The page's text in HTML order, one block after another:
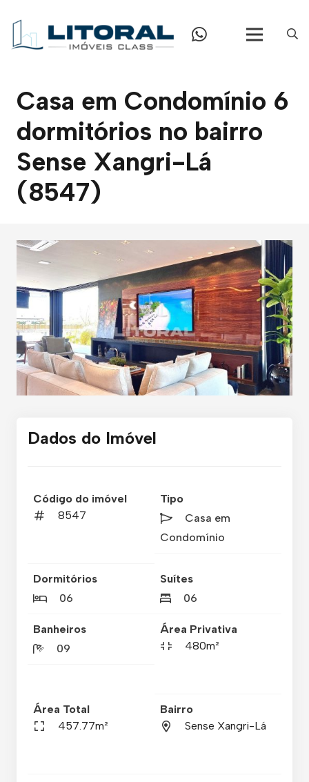
Casa em Condomínio 6
dormitórios no bairro
Sense Xangri-Lá
(8547)
Dados do Imóvel
Código do imóvel
8547
Tipo
Casa em
Condomínio
Dormitórios
06
Suítes
06
Banheiros
09
Área Privativa
480m²
Área Total
457.77m²
Bairro
Sense Xangri-Lá